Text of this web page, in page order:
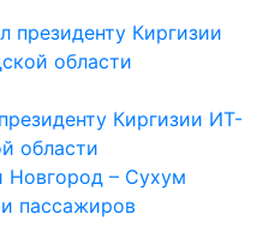
Киргизии ИТ-
области